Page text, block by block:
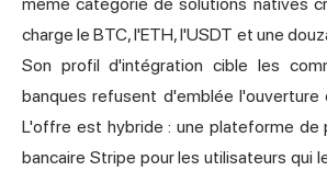
charge le BTC, l'ETH, l'USDT et une
Son profil d'intégration cible les
banques refusent d'emblée l'ouverture
L'offre est hybride : une plateforme de
bancaire Stripe pour les utilisateurs qui